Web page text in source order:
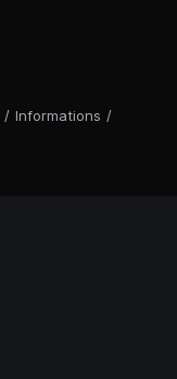
/ Informations /